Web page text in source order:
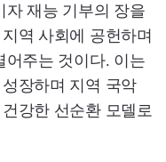
자 재능 기부의 장을
역 사회에 공헌하며
어주는 것이다. 이는
장하며 지역 국악
강한 선순환 모델로